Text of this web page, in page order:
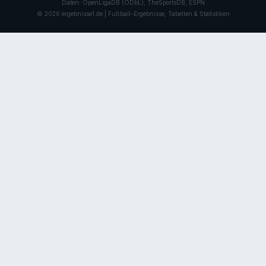
Daten: OpenLigaDB (ODbL), TheSportsDB, ESPN
© 2026 ergebnisse1.de | Fußball-Ergebnisse, Tabellen & Statistiken